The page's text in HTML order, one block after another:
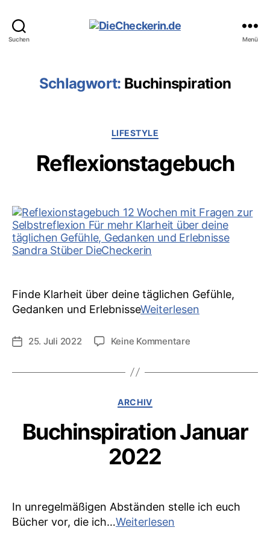
Suchen Menü
Schlagwort: Buchinspiration
Kategorien
LIFESTYLE
Reflexionstagebuch
Finde Klarheit über deine täglichen Gefühle,
Gedanken und ErlebnisseWeiterlesen
Veröffentlichungsdatum
25. Juli 2022 Keine Kommentarezu
Kategorien
ARCHIV
Buchinspiration Januar
2022
In unregelmäßigen Abständen stelle ich euch
Bücher vor, die ich…Weiterlesen